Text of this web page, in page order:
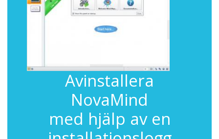
Avinstallera
NovaMind
med hjälp av en